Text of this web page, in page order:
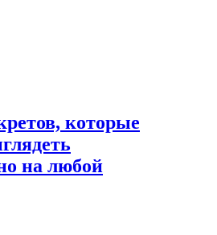
которые
на любой